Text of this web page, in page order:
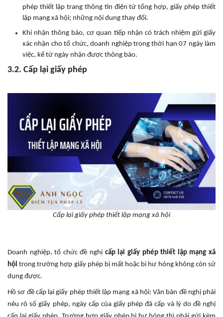
phép thiết lập trang thông tin điện tử tổng hợp, giấy phép thiết
lập mạng xã hội; những nội dung thay đổi.
Khi nhận thông báo, cơ quan tiếp nhận có trách nhiệm gửi giấy
xác nhận cho tổ chức, doanh nghiệp trong thời hạn 07 ngày làm
việc, kể từ ngày nhận được thông báo.
3.2. Cấp lại giấy phép
Cấp lại giấy phép thiết lập mạng xã hội
Doanh nghiệp, tổ chức đề nghị cấp lại giấy phép thiết lập mạng xã
hội trong trường hợp giấy phép bị mất hoặc bị hư hỏng không còn sử
dụng được.
Hồ sơ đề cấp lại giấy phép thiết lập mạng xã hội: Văn bản đề nghị phải
nêu rõ số giấy phép, ngày cấp của giấy phép đã cấp và lý do đề nghị